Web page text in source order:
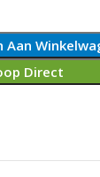
Aan
Direct